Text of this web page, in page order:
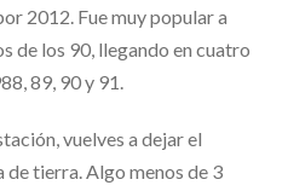
2012. Fue muy popular a
de los 90, llegando en cuatro
89, 90 y 91.
vuelves a dejar el
de tierra. Algo menos de 3